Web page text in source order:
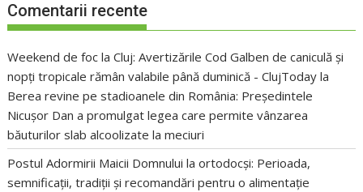
Comentarii recente
Weekend de foc la Cluj: Avertizările Cod Galben de caniculă și
nopți tropicale rămân valabile până duminică - ClujToday la
Berea revine pe stadioanele din România: Președintele
Nicușor Dan a promulgat legea care permite vânzarea
băuturilor slab alcoolizate la meciuri
Postul Adormirii Maicii Domnului la ortodocși: Perioada,
semnificații, tradiții și recomandări pentru o alimentație